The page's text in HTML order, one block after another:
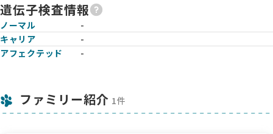
遺伝子検査情報
ノーマル
-
キャリア
-
アフェクテッド
-
ファミリー紹介 1件